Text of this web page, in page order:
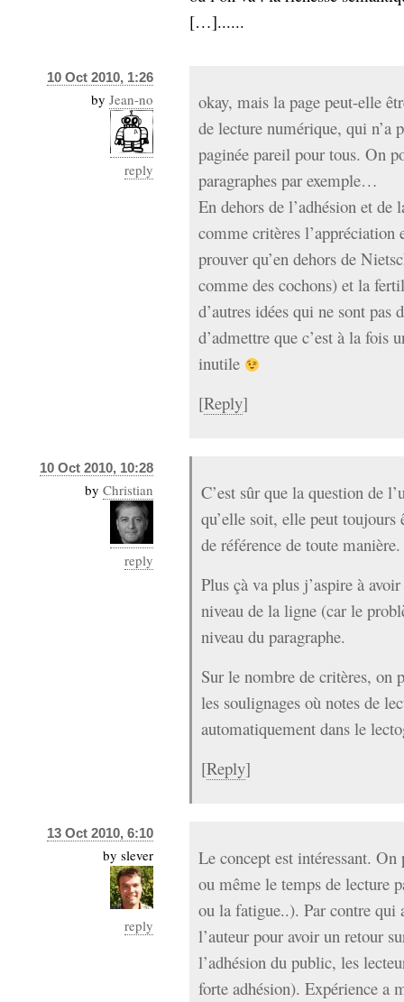
[…]......
10 Oct 2010, 1:26
by Jean-no
reply
okay, mais la page peut-elle
de lecture numérique, qui n’a
paginée pareil pour tous. On
paragraphes par exemple…
En dehors de l’adhésion et de
comme critères l’appréciation
prouver qu’en dehors de
comme des cochons) et la
d’autres idées qui ne sont
d’admettre que c’est à la fois
inutile
[Reply]
10 Oct 2010, 10:28
by Christian
reply
C’est sûr que la question de
qu’elle soit, elle peut
de référence de toute manière.
Plus çà va plus j’aspire à
niveau de la ligne (car le
niveau du paragraphe.
Sur le nombre de critères, on
les soulignages où notes de
automatiquement dans le
[Reply]
13 Oct 2010, 6:10
by slever
reply
Le concept est intéressant.
ou même le temps de lecture
ou la fatigue..). Par contre qui
l’auteur pour avoir un retour
l’adhésion du public, les
forte adhésion). Expérience a